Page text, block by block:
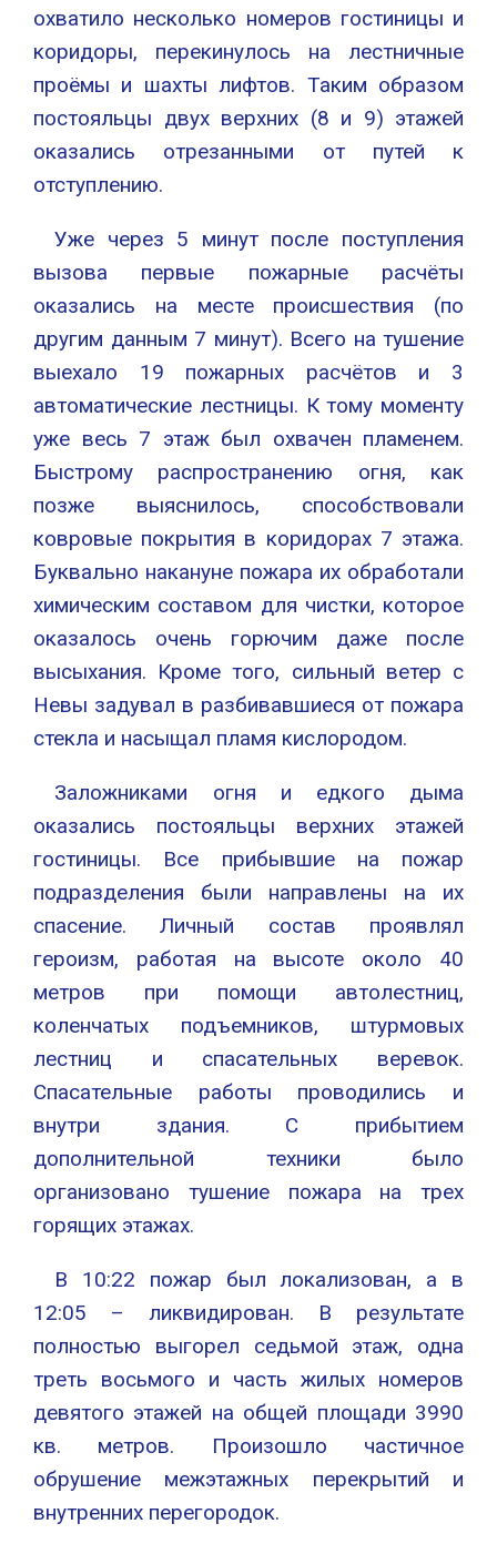
охватило несколько номеров гостиницы и
коридоры, перекинулось на лестничные
проёмы и шахты лифтов. Таким образом
постояльцы двух верхних (8 и 9) этажей
оказались отрезанными от путей к
отступлению.
Уже через 5 минут после поступления
вызова первые пожарные расчёты
оказались на месте происшествия (по
другим данным 7 минут). Всего на тушение
выехало 19 пожарных расчётов и 3
автоматические лестницы. К тому моменту
уже весь 7 этаж был охвачен пламенем.
Быстрому распространению огня, как
позже выяснилось, способствовали
ковровые покрытия в коридорах 7 этажа.
Буквально накануне пожара их обработали
химическим составом для чистки, которое
оказалось очень горючим даже после
высыхания. Кроме того, сильный ветер с
Невы задувал в разбивавшиеся от пожара
стекла и насыщал пламя кислородом.
Заложниками огня и едкого дыма
оказались постояльцы верхних этажей
гостиницы. Все прибывшие на пожар
подразделения были направлены на их
спасение. Личный состав проявлял
героизм, работая на высоте около 40
метров при помощи автолестниц,
коленчатых подъемников, штурмовых
лестниц и спасательных веревок.
Спасательные работы проводились и
внутри здания. С прибытием
дополнительной техники было
организовано тушение пожара на трех
горящих этажах.
В 10:22 пожар был локализован, а в
12:05 – ликвидирован. В результате
полностью выгорел седьмой этаж, одна
треть восьмого и часть жилых номеров
девятого этажей на общей площади 3990
кв. метров. Произошло частичное
обрушение межэтажных перекрытий и
внутренних перегородок.